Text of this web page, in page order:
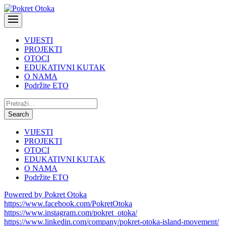
VIJESTI
PROJEKTI
OTOCI
EDUKATIVNI KUTAK
O NAMA
Podržite ETO
Pretraži:
Search
VIJESTI
PROJEKTI
OTOCI
EDUKATIVNI KUTAK
O NAMA
Podržite ETO
Powered by Pokret Otoka
https://www.facebook.com/PokretOtoka
https://www.instagram.com/pokret_otoka/
https://www.linkedin.com/company/pokret-otoka-island-movement/